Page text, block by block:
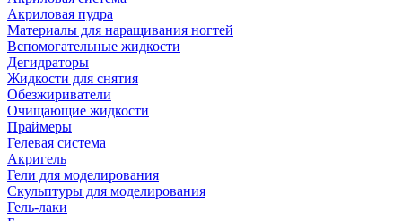
Акриловая пудра
Материалы для наращивания ногтей
Вспомогательные жидкости
Дегидраторы
Жидкости для снятия
Обезжириватели
Очищающие жидкости
Праймеры
Гелевая система
Акригель
Гели для моделирования
Скульптуры для моделирования
Гель-лаки